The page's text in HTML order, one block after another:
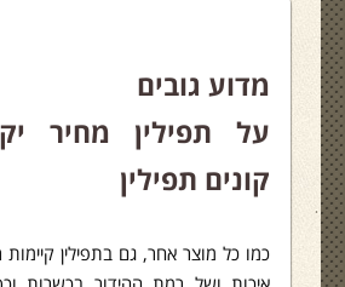
מדוע גובים
על תפילין מחיר
קונים תפילין
כמו כל מוצר אחר, גם בתפילין